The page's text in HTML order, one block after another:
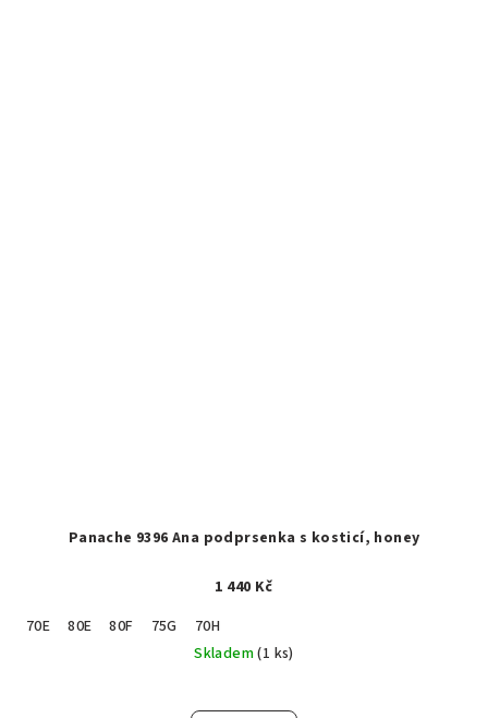
Panache 9396 Ana podprsenka s kosticí, honey
1 440 Kč
70E
80E 80F 75G
70H
Skladem(1 ks)